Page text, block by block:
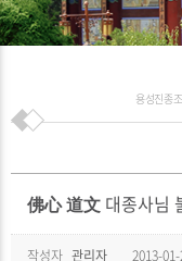
용성진종
佛心 道文 대종사님
작성자 관리자 2013-01-